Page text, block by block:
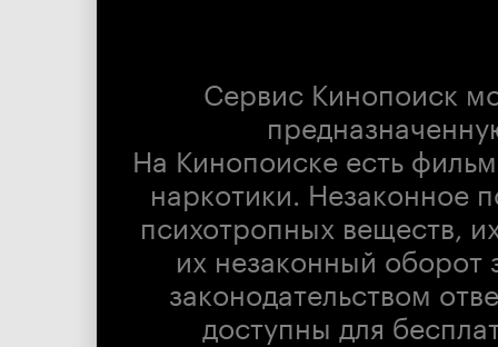
Сервис Кинопоиск
На Кинопоиске есть
наркотики. Незаконное
психотропных веществ,
их незаконный оборот
законодательством
доступны для